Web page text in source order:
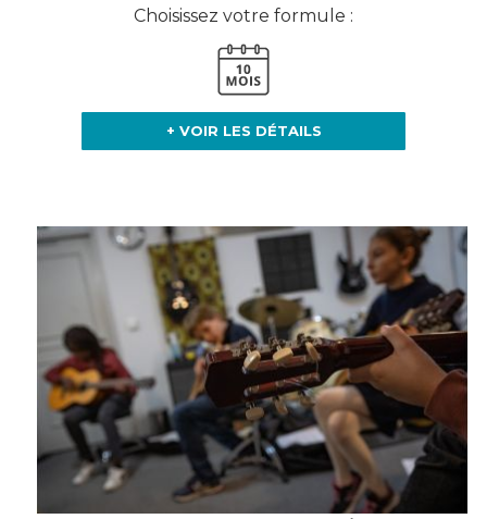
Choisissez votre formule :
+ VOIR LES DÉTAILS